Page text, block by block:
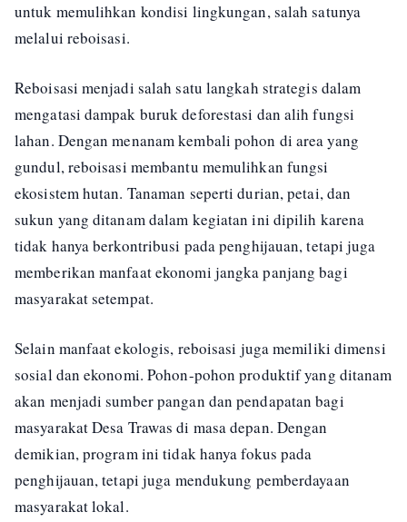
untuk memulihkan kondisi lingkungan, salah satunya
melalui reboisasi.
Reboisasi menjadi salah satu langkah strategis dalam
mengatasi dampak buruk deforestasi dan alih fungsi
lahan. Dengan menanam kembali pohon di area yang
gundul, reboisasi membantu memulihkan fungsi
ekosistem hutan. Tanaman seperti durian, petai, dan
sukun yang ditanam dalam kegiatan ini dipilih karena
tidak hanya berkontribusi pada penghijauan, tetapi juga
memberikan manfaat ekonomi jangka panjang bagi
masyarakat setempat.
Selain manfaat ekologis, reboisasi juga memiliki dimensi
sosial dan ekonomi. Pohon-pohon produktif yang ditanam
akan menjadi sumber pangan dan pendapatan bagi
masyarakat Desa Trawas di masa depan. Dengan
demikian, program ini tidak hanya fokus pada
penghijauan, tetapi juga mendukung pemberdayaan
masyarakat lokal.